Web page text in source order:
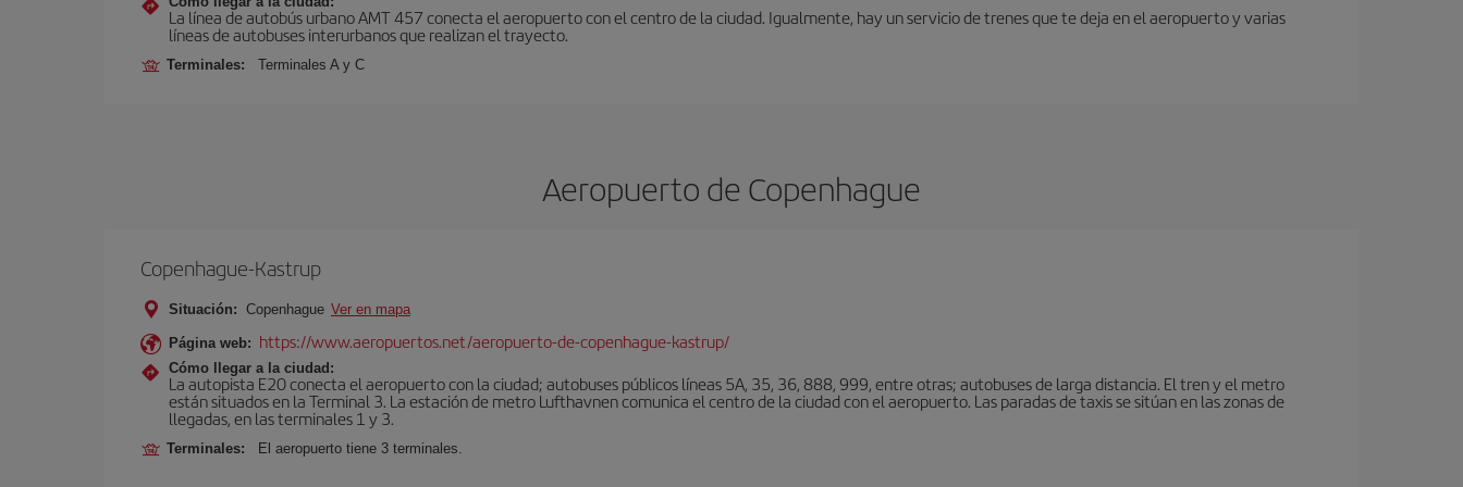
La línea de autobús urbano AMT 457 conecta el aeropuerto con el centro de la ciudad. Igualmente, hay un servicio de trenes que te deja en el aeropuerto y varias
líneas de autobuses interurbanos que realizan el trayecto.
Terminales: Terminales A y C
Aeropuerto de Copenhague
Copenhague-Kastrup
Situación: Copenhague Ver en mapa
Página web: https://www.aeropuertos.net/aeropuerto-de-copenhague-kastrup/
Cómo llegar a la ciudad:
La autopista E20 conecta el aeropuerto con la ciudad; autobuses públicos líneas 5A, 35, 36, 888, 999, entre otras; autobuses de larga distancia. El tren y el metro
están situados en la Terminal 3. La estación de metro Lufthavnen comunica el centro de la ciudad con el aeropuerto. Las paradas de taxis se sitúan en las zonas de
llegadas, en las terminales 1 y 3.
Terminales: El aeropuerto tiene 3 terminales.